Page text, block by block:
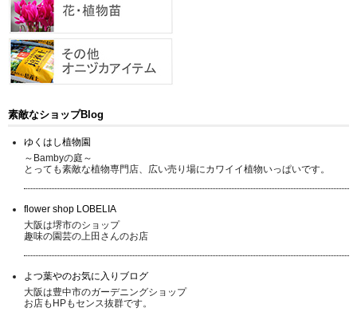
素敵なショップBlog
ゆくはし植物園
～Bambyの庭～
とっても素敵な植物専門店、広い売り場にカワイイ植物いっぱいです。
flower shop LOBELIA
大阪は堺市のショップ
趣味の園芸の上田さんのお店
よつ葉やのお気に入りブログ
大阪は豊中市のガーデニングショップ
お店もHPもセンス抜群です。